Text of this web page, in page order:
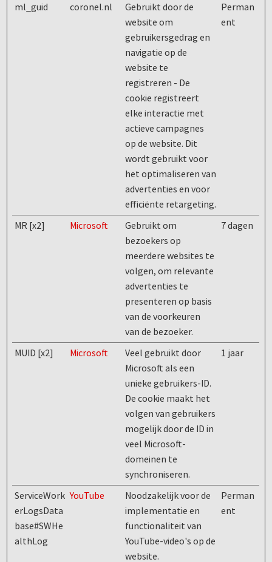
ml_guid coronel.nl
Gebruikt door de
website om
gebruikersgedrag en
navigatie op de
website te
registreren - De
cookie registreert
elke interactie met
actieve campagnes
op de website. Dit
wordt gebruikt voor
het optimaliseren van
advertenties en voor
efficiënte retargeting.
Perman
ent
MR [x2] Microsoft
Gebruikt om
bezoekers op
meerdere websites te
volgen, om relevante
advertenties te
presenteren op basis
van de voorkeuren
van de bezoeker.
7 dagen
MUID [x2] Microsoft
Veel gebruikt door
Microsoft als een
unieke gebruikers-ID.
De cookie maakt het
volgen van gebruikers
mogelijk door de ID in
veel Microsoft-
domeinen te
synchroniseren.
1 jaar
ServiceWork
erLogsData
base#SWHe
althLog
YouTube
Noodzakelijk voor de
implementatie en
functionaliteit van
YouTube-video's op de
website.
Perman
ent